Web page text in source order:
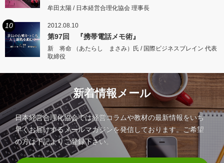
牟田太陽 / 日本経営合理化協会 理事長
10 2012.08.10
第97回 『携帯電話メモ術』
新 将命 （あたらし まさみ）氏 / 国際ビジネスブレイン 代表
取締役
新着情報メール
日本経営合理化協会では経営コラムや教材の最新情報をいち
早くお届けするメールマガジンを発信しております。ご希望
の方は下記よりご登録下さい。